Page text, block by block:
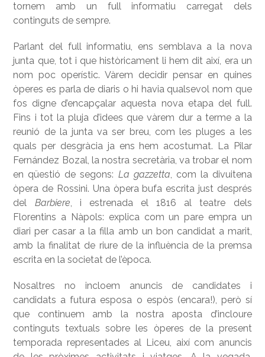
tornem amb un full informatiu carregat dels
continguts de sempre.
Parlant del full informatiu, ens semblava a la nova
junta que, tot i que històricament li hem dit així, era un
nom poc operístic. Vàrem decidir pensar en quines
òperes es parla de diaris o hi havia qualsevol nom que
fos digne d’encapçalar aquesta nova etapa del full.
Fins i tot la pluja d’idees que vàrem dur a terme a la
reunió de la junta va ser breu, com les pluges a les
quals per desgràcia ja ens hem acostumat. La Pilar
Fernández Bozal, la nostra secretària, va trobar el nom
en qüestió de segons: La gazzetta, com la divuitena
òpera de Rossini. Una òpera bufa escrita just després
del Barbiere, i estrenada el 1816 al teatre dels
Florentins a Nàpols: explica com un pare empra un
diari per casar a la filla amb un bon candidat a marit,
amb la finalitat de riure de la influència de la premsa
escrita en la societat de l’època.
Nosaltres no incloem anuncis de candidates i
candidats a futura esposa o espòs (encara!), però sí
que continuem amb la nostra aposta d’incloure
continguts textuals sobre les òperes de la present
temporada representades al Liceu, així com anuncis